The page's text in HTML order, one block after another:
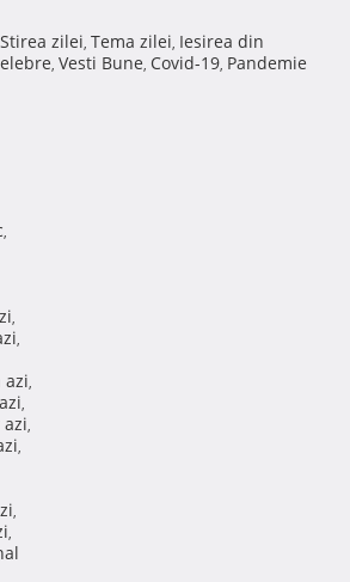
Stirea zilei, Tema zilei, Iesirea din
, Vesti Bune, Covid-19, Pandemie
,
,
,
azi,
,
,
,
,
,